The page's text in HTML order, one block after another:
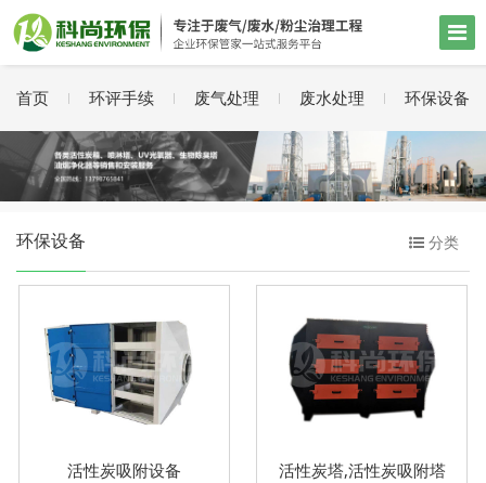
首页 环评手续 废气处理 废水处理 环保设备
环保设备 分类
活性炭吸附设备 活性炭塔,活性炭吸附塔